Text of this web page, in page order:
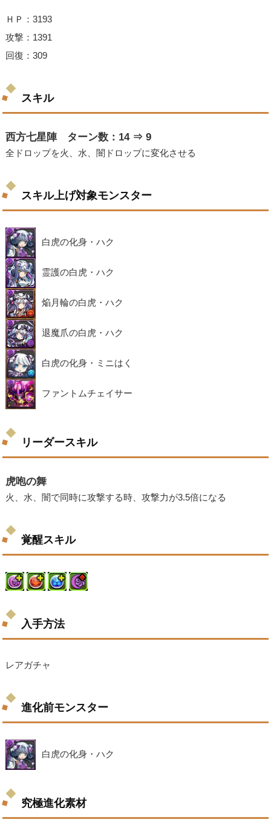
ＨＰ：3193
攻撃：1391
回復：309
スキル
西方七星陣 ターン数：14 ⇒ 9
全ドロップを火、水、闇ドロップに変化させる
スキル上げ対象モンスター
白虎の化身・ハク
霊護の白虎・ハク
焔月輪の白虎・ハク
退魔爪の白虎・ハク
白虎の化身・ミニはく
ファントムチェイサー
リーダースキル
虎咆の舞
火、水、闇で同時に攻撃する時、攻撃力が3.5倍になる
覚醒スキル
入手方法
レアガチャ
進化前モンスター
白虎の化身・ハク
究極進化素材